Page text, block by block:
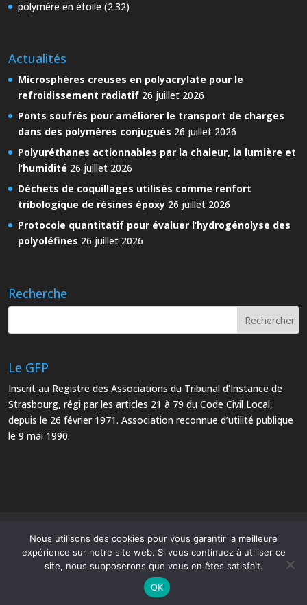
polymère en étoile (2.32)
Actualités
Microsphères creuses en polyacrylate pour le
refroidissement radiatif 26 juillet 2026
Ponts soufrés pour améliorer le transport de charges
dans des polymères conjugués 26 juillet 2026
Polyuréthanes actionnables par la chaleur, la lumière et
l’humidité 26 juillet 2026
Déchets de coquillages utilisés comme renfort
tribologique de résines époxy 26 juillet 2026
Protocole quantitatif pour évaluer l’hydrogénolyse des
polyoléfines 26 juillet 2026
Recherche
Le GFP
Inscrit au Registre des Associations du Tribunal d’Instance de
Strasbourg, régi par les articles 21 à 79 du Code Civil Local,
depuis le 26 février 1971. Association reconnue d’utilité publique
le 9 mai 1990.
Le Groupe Français d’Études et d’Applications des Polymères
Nous utilisons des cookies pour vous garantir la meilleure
expérience sur notre site web. Si vous continuez à utiliser ce
site, nous supposerons que vous en êtes satisfait.
OK